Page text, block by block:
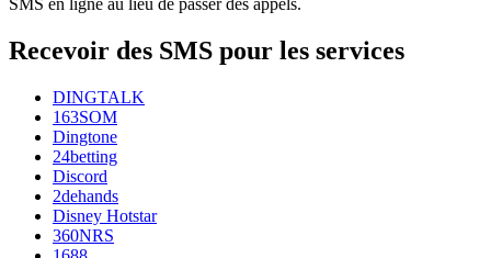
SMS en ligne au lieu de passer des appels.
Recevoir des SMS pour les services
DINGTALK
163SOM
Dingtone
24betting
Discord
2dehands
Disney Hotstar
360NRS